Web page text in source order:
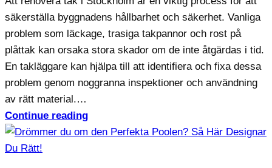
säkerställa byggnadens hållbarhet och säkerhet. Vanliga
problem som läckage, trasiga takpannor och rost på
plåttak kan orsaka stora skador om de inte åtgärdas i tid.
En takläggare kan hjälpa till att identifiera och fixa dessa
problem genom noggranna inspektioner och användning
av rätt material.…
Continue reading